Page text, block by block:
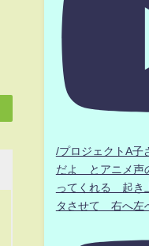
/プロジェクトA
だよ とアニメ声
ってくれる 起き
タさせて 右へ左